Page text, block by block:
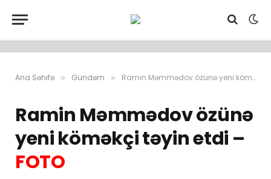
Ana Səhifə » Gündəm » Ramin Məmmədov özünə yeni köməkçi təyin etdi – FOTO
Ramin Məmmədov özünə
yeni köməkçi təyin etdi –
FOTO